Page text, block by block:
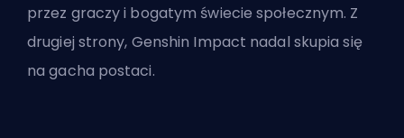
przez graczy i bogatym świecie społecznym. Z
drugiej strony, Genshin Impact nadal skupia się
na gacha postaci.